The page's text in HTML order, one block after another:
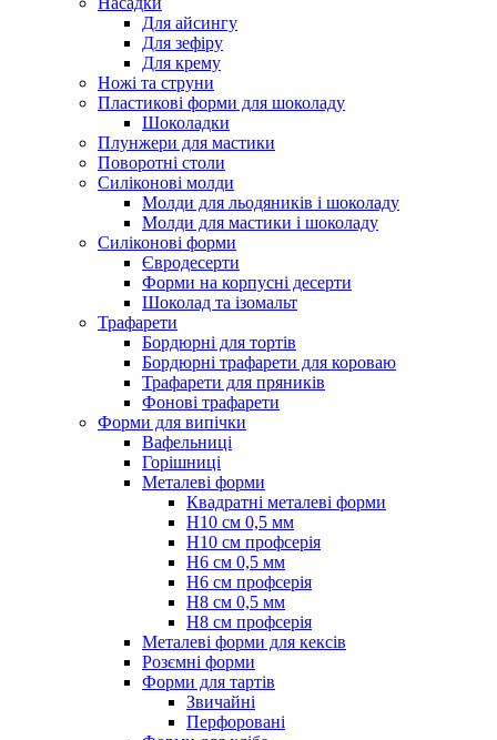
Для айсингу
Для зефіру
Для крему
Ножі та струни
Пластикові форми для шоколаду
Шоколадки
Плунжери для мастики
Поворотні столи
Силіконові молди
Молди для льодяників і шоколаду
Молди для мастики і шоколаду
Силіконові форми
Євродесерти
Форми на корпусні десерти
Шоколад та ізомальт
Трафарети
Бордюрні для тортів
Бордюрні трафарети для короваю
Трафарети для пряників
Фонові трафарети
Форми для випічки
Вафельниці
Горішниці
Металеві форми
Квадратні металеві форми
Н10 см 0,5 мм
Н10 см профсерія
Н6 см 0,5 мм
Н6 см профсерія
Н8 см 0,5 мм
Н8 см профсерія
Металеві форми для кексів
Розємні форми
Форми для тартів
Звичайні
Перфоровані